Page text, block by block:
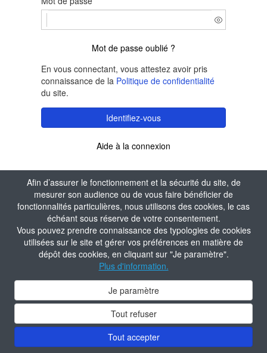
Afin d’assurer le fonctionnement et la sécurité du site, de
mesurer son audience ou de vous faire bénéficier de
fonctionnalités particulières, nous utilisons des cookies, le cas
échéant sous réserve de votre consentement.
Vous pouvez prendre connaissance des typologies de cookies
utilisées sur le site et gérer vos préférences en matière de
dépôt des cookies, en cliquant sur "Je paramètre".
Plus d'information.
Je paramètre
Tout refuser
Tout accepter
Mot de passe oublié ?
En vous connectant, vous attestez avoir pris
connaissance de la Politique de confidentialité
du site.
Identifiez-vous
Aide à la connexion